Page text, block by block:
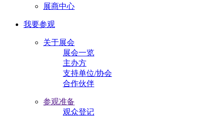
展商中心
我要参观
关于展会
展会一览
主办方
支持单位/协会
合作伙伴
参观准备
观众登记